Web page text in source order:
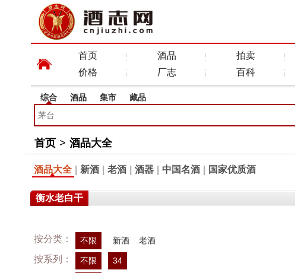
首页 酒品 拍卖
价格
厂志 百科
综合 酒品 集市 藏品
首页 > 酒品大全
酒品大全 新酒 老酒 酒器 中国名酒 国家优质酒
衡水老白干
按分类： 不限 新酒 老酒
按系列： 不限 34